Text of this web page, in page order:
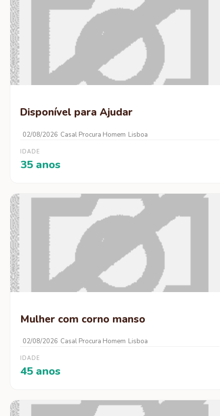
Disponível para Ajudar
02/08/2026 Casal Procura Homem Lisboa
IDADE
35 anos
Mulher com corno manso
02/08/2026 Casal Procura Homem Lisboa
IDADE
45 anos